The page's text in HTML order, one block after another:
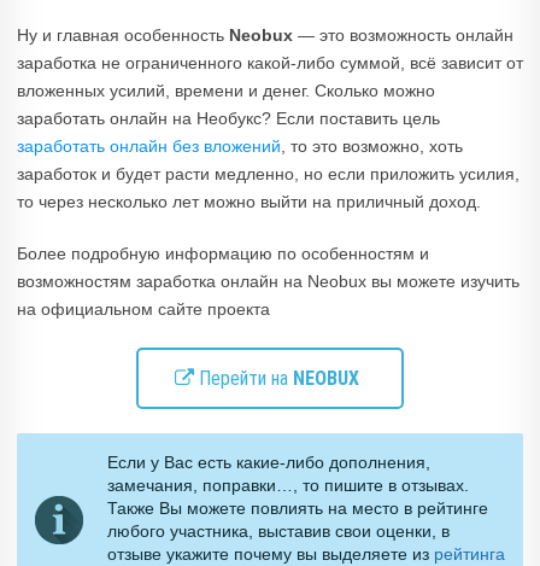
Ну и главная особенность Neobux — это возможность онлайн
заработка не ограниченного какой-либо суммой, всё зависит от
вложенных усилий, времени и денег. Сколько можно
заработать онлайн на Необукс? Если поставить цель
заработать онлайн без вложений , то это возможно, хоть
заработок и будет расти медленно, но если приложить усилия,
то через несколько лет можно выйти на приличный доход.
Более подробную информацию по особенностям и
возможностям заработка онлайн на Neobux вы можете изучить
на официальном сайте проекта
Перейти на NEOBUX
Если у Вас есть какие-либо дополнения,
замечания, поправки…, то пишите в отзывах.
Также Вы можете повлиять на место в рейтинге
любого участника, выставив свои оценки, в
отзыве укажите почему вы выделяете из рейтинга